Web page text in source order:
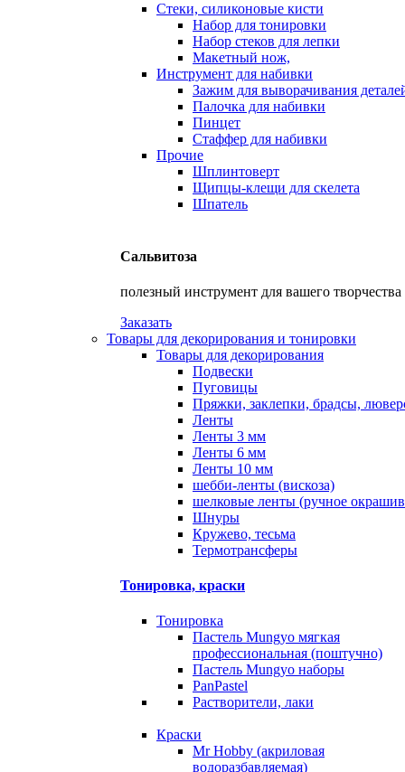
Стеки, силиконовые кисти
Набор для тонировки
Набор стеков для лепки
Макетный нож,
Инструмент для набивки
Зажим для выворачивания
Палочка для набивки
Пинцет
Стаффер для набивки
Прочие
Шплинтоверт
Щипцы-клещи для скелета
Шпатель
Сальвитоза
полезный инструмент для вашего творчества
Заказать
Товары для декорирования и тонировки
Товары для декорирования
Подвески
Пуговицы
Пряжки, заклепки, брадсы,
Ленты
Ленты 3 мм
Ленты 6 мм
Ленты 10 мм
шебби-ленты (вискоза)
шелковые ленты (ручное
Шнуры
Кружево, тесьма
Термотрансферы
Тонировка, краски
Тонировка
Пастель Mungyo мягкая
профессиональная (поштучно)
Пастель Mungyo наборы
PanPastel
Растворители, лаки
Краски
Mr Hobby (акриловая
водоразбавляемая)